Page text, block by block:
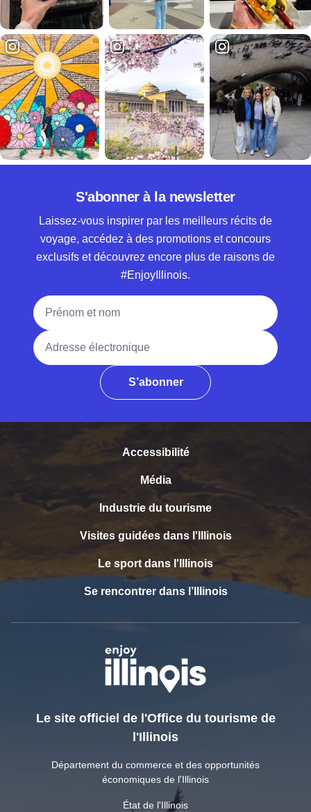
S'abonner à la newsletter
Laissez-vous inspirer par les meilleurs récits de
voyage, accédez à des promotions et concours
exclusifs et découvrez encore plus de raisons de
#EnjoyIllinois.
Nom complet
Adresse électronique
S’abonner
Accessibilité
Média
Industrie du tourisme
Visites guidées dans l'Illinois
Le sport dans l'Illinois
Se rencontrer dans l’Illinois
Le site officiel de l'Office du tourisme de
l'Illinois
Département du commerce et des opportunités
économiques de l'Illinois
État de l'Illinois